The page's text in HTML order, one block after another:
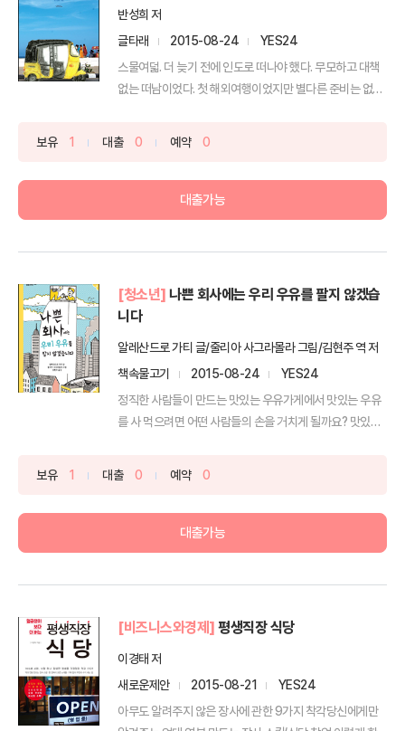
반성희 저
글타래
2015-08-24
YES24
스물여덟. 더 늦기 전에 인도로 떠나야 했다. 무모하고 대책
없는 떠남이었다. 첫 해외여행이었지만 별다른 준비는 없
보유 1 대출 0 예약 0
대출가능
[청소년] 나쁜 회사에는 우리 우유를 팔지 않겠습
니다
알레산드로 가티 글/줄리아 사그라몰라 그림/김현주 역 저
책속물고기
2015-08-24
YES24
정직한 사람들이 만드는 맛있는 우유가게에서 맛있는 우유
를 사 먹으려면 어떤 사람들의 손을 거치게 될까요? 맛있는
보유 1 대출 0 예약 0
대출가능
[비즈니스와경제] 평생직장 식당
이경태 저
새로운제안
2015-08-21
YES24
아무도 알려주지 않은 장사에 관한 9가지 착각당신에게만